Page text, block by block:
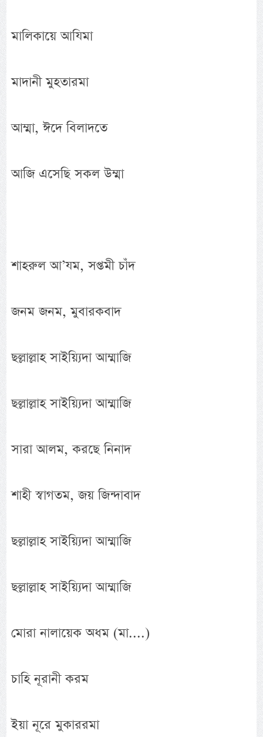
মালিকায়ে আযিমা
মাদানী মুহতারমা
আম্মা, ঈদে বিলাদতে
আজি এসেছি সকল উম্মা
শাহরুল আ’যম, সপ্তমী চাঁদ
জনম জনম, মুবারকবাদ
ছল্লাল্লাহ সাইয়্যিদা আম্মাজি
ছল্লাল্লাহ সাইয়্যিদা আম্মাজি
সারা আলম, করছে নিনাদ
শাহী স্বাগতম, জয় জিন্দাবাদ
ছল্লাল্লাহ সাইয়্যিদা আম্মাজি
ছল্লাল্লাহ সাইয়্যিদা আম্মাজি
মোরা নালায়েক অধম (মা....)
চাহি নূরানী করম
ইয়া নূরে মুকাররমা